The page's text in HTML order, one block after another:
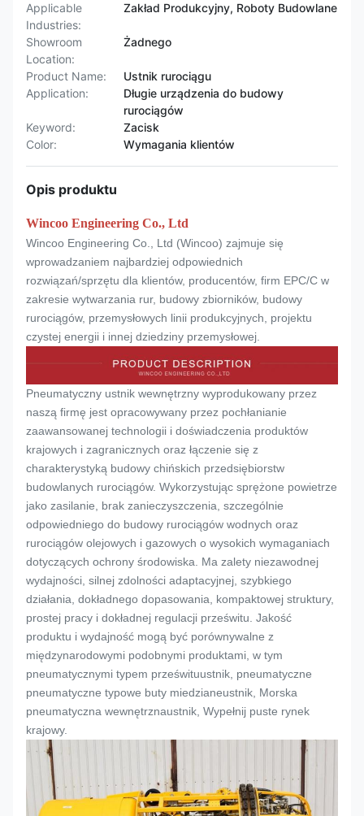
Applicable
Industries:
Zakład Produkcyjny, Roboty Budowlane
Showroom
Location:
Żadnego
Product Name:
Ustnik rurociągu
Application:
Długie urządzenia do budowy
rurociągów
Keyword:
Zacisk
Color:
Wymagania klientów
Opis produktu
Wincoo Engineering Co., Ltd
Wincoo Engineering Co., Ltd (Wincoo) zajmuje się
wprowadzaniem najbardziej odpowiednich
rozwiązań/sprzętu dla klientów, producentów, firm EPC/C w
zakresie wytwarzania rur, budowy zbiorników, budowy
rurociągów, przemysłowych linii produkcyjnych, projektu
czystej energii i innej dziedziny przemysłowej.
Pneumatyczny ustnik wewnętrzny wyprodukowany przez
naszą firmę jest opracowywany przez pochłanianie
zaawansowanej technologii i doświadczenia produktów
krajowych i zagranicznych oraz łączenie się z
charakterystyką budowy chińskich przedsiębiorstw
budowlanych rurociągów. Wykorzystując sprężone powietrze
jako zasilanie, brak zanieczyszczenia, szczególnie
odpowiedniego do budowy rurociągów wodnych oraz
rurociągów olejowych i gazowych o wysokich wymaganiach
dotyczących ochrony środowiska. Ma zalety niezawodnej
wydajności, silnej zdolności adaptacyjnej, szybkiego
działania, dokładnego dopasowania, kompaktowej struktury,
prostej pracy i dokładnej regulacji prześwitu. Jakość
produktu i wydajność mogą być porównywalne z
międzynarodowymi podobnymi produktami, w tym
pneumatycznymi typem prześwituustnik, pneumatyczne
pneumatyczne typowe buty miedzianeustnik, Morska
pneumatyczna wewnętrznaustnik, Wypełnij puste rynek
krajowy.